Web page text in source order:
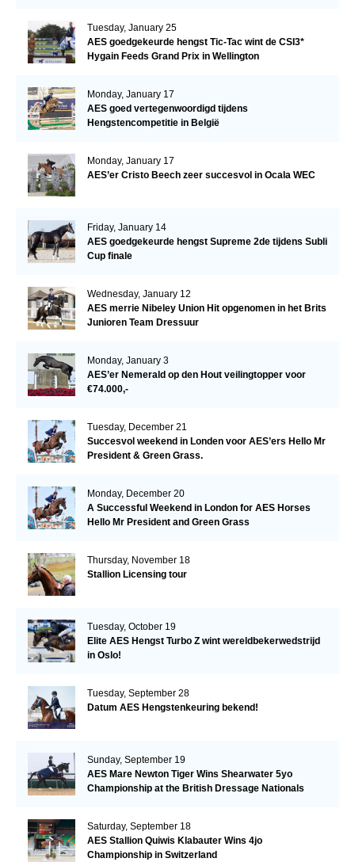
Tuesday, January 25
AES goedgekeurde hengst Tic-Tac wint de CSI3*
Hygain Feeds Grand Prix in Wellington
Monday, January 17
AES goed vertegenwoordigd tijdens
Hengstencompetitie in België
Monday, January 17
AES’er Cristo Beech zeer succesvol in Ocala WEC
Friday, January 14
AES goedgekeurde hengst Supreme 2de tijdens Subli
Cup finale
Wednesday, January 12
AES merrie Nibeley Union Hit opgenomen in het Brits
Junioren Team Dressuur
Monday, January 3
AES’er Nemerald op den Hout veilingtopper voor
€74.000,-
Tuesday, December 21
Succesvol weekend in Londen voor AES’ers Hello Mr
President & Green Grass.
Monday, December 20
A Successful Weekend in London for AES Horses
Hello Mr President and Green Grass
Thursday, November 18
Stallion Licensing tour
Tuesday, October 19
Elite AES Hengst Turbo Z wint wereldbekerwedstrijd
in Oslo!
Tuesday, September 28
Datum AES Hengstenkeuring bekend!
Sunday, September 19
AES Mare Newton Tiger Wins Shearwater 5yo
Championship at the British Dressage Nationals
Saturday, September 18
AES Stallion Quiwis Klabauter Wins 4jo
Championship in Switzerland